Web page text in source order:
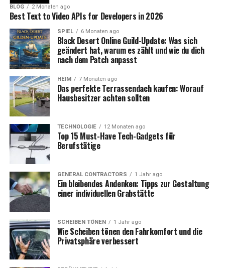
können die Grabstätte verschönern und als Zeichen der
Liebe und Erinnerung dienen. Eine harmonische
Gestaltung der Umgebung trägt dazu bei, einen Ort der
Ruhe und Schönheit zu schaffen.
Die Form des Grabmals:
Ästhetik und Ausdruck
Die Form des Grabmals selbst kann sehr vielfältig sein
und von klassischen, aufrechten Stelen bis hin zu
modernen, liegenden Platten reichen. Jede Form hat
ihre eigene Ästhetik und kann unterschiedliche
Bedeutungen tragen.
Eine schlichte, elegante Form kann Ruhe und Würde
ausstrahlen, während eine organischere Form die
Verbundenheit zur Natur symbolisieren kann.
Besprechen Sie mit einem Steinmetz die verschiedenen
Möglichkeiten und lassen Sie sich Skizzen anfertigen,
um eine Vorstellung vom fertigen Ergebnis der
Grabstätte zu bekommen.
BLOG 2 Monaten ago
Best Text to Video APIs for Developers in 2026
SPIEL 6 Monaten ago
Black Desert Online Guild-Update: Was sich
geändert hat, warum es zählt und wie du dich
nach dem Patch anpasst
HEIM 7 Monaten ago
Das perfekte Terrassendach kaufen: Worauf
Hausbesitzer achten sollten
TECHNOLOGIE 12 Monaten ago
Top 15 Must-Have Tech-Gadgets für
Berufstätige
GENERAL CONTRACTORS 1 Jahr ago
Ein bleibendes Andenken: Tipps zur Gestaltung
einer individuellen Grabstätte
SCHEIBEN TÖNEN 1 Jahr ago
Wie Scheiben tönen den Fahrkomfort und die
Privatsphäre verbessert